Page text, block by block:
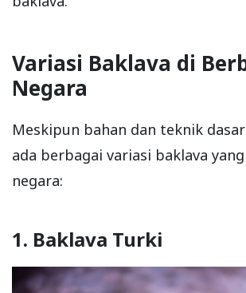
Variasi Baklava di
Negara
Meskipun bahan dan teknik
ada berbagai variasi baklava
negara:
1. Baklava Turki